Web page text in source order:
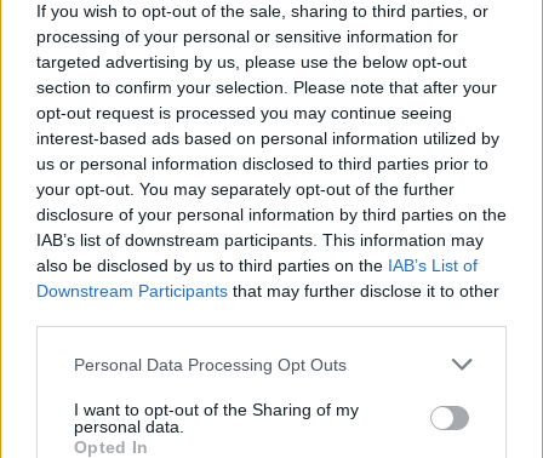
If you wish to opt-out of the sale, sharing to third parties, or
processing of your personal or sensitive information for
targeted advertising by us, please use the below opt-out
section to confirm your selection. Please note that after your
opt-out request is processed you may continue seeing
interest-based ads based on personal information utilized by
us or personal information disclosed to third parties prior to
your opt-out. You may separately opt-out of the further
disclosure of your personal information by third parties on the
IAB’s list of downstream participants. This information may
also be disclosed by us to third parties on the IAB’s List of
Downstream Participants that may further disclose it to other
Personal Data Processing Opt Outs
I want to opt-out of the Sharing of my
personal data.
Opted In
Kultur
Mest lest siste syv dager
Sommerpraten
– Finner roen på hytta
ABONNEMENT